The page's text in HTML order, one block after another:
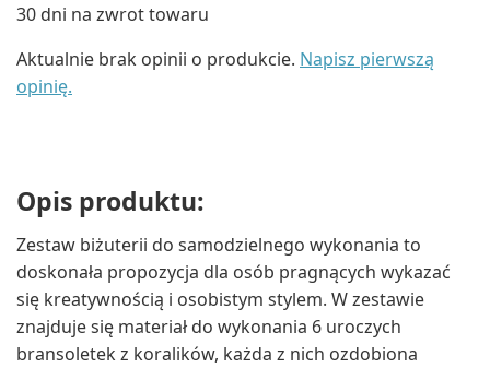
30 dni na zwrot towaru
Aktualnie brak opinii o produkcie. Napisz pierwszą
opinię.
Opis produktu:
Zestaw biżuterii do samodzielnego wykonania to
doskonała propozycja dla osób pragnących wykazać
się kreatywnością i osobistym stylem. W zestawie
znajduje się materiał do wykonania 6 uroczych
bransoletek z koralików, każda z nich ozdobiona